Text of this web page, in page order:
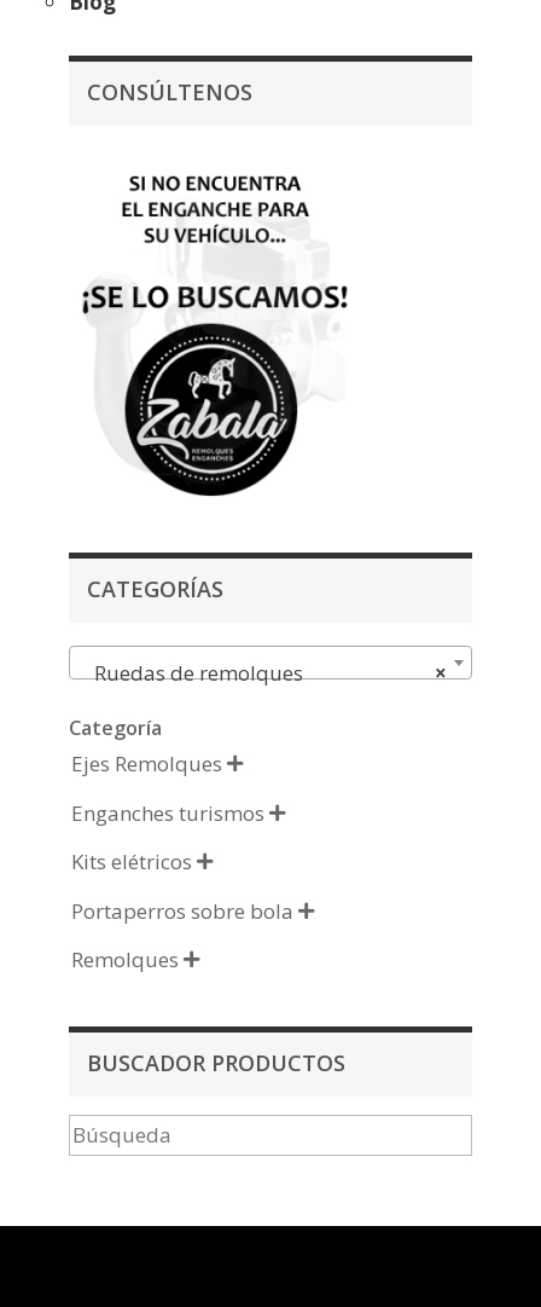
CONSÚLTENOS
CATEGORÍAS
×
Ruedas de remolques
Categoría
Ejes Remolques 
Enganches turismos 
Kits elétricos 
Portaperros sobre bola 
Remolques 
BUSCADOR PRODUCTOS